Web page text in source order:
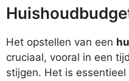
Het opstellen van een
cruciaal, vooral in een
stijgen. Het is